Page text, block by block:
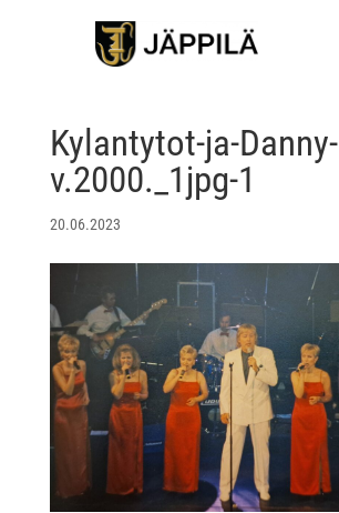
Kylantytot-ja-Danny-
v.2000._1jpg-1
20.06.2023